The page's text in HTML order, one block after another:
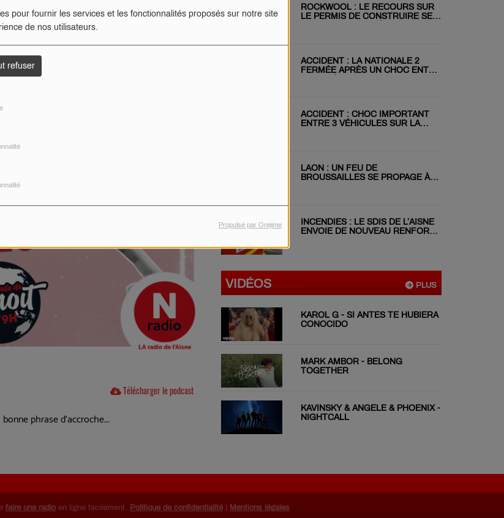
pour fournir les services et les fonctionnalités proposés sur notre site
de nos utilisateurs.
refuser
Propulsé par Orejime
Télécharger le podcast
phrase d'accroche...
ROCKWOOL : LE RECOURS SUR
LE PERMIS DE CONSTRUIRE SE
ACCIDENT : LA NATIONALE 2
FERMÉE APRÈS UN CHOC ENTRE
ACCIDENT : CHOC IMPORTANT
ENTRE 3 VÉHICULES SUR LA
LAON : UN FEU DE
BROUSSAILLES SE PROPAGE À
INCENDIES : LE SDIS DE L’AISNE
ENVOIE DE NOUVEAU RENFORT
PLUS
VIDÉOS
KAROL G - SI ANTES TE HUBIERA
CONOCIDO
MARK AMBOR - BELONG
TOGETHER
KAVINSKY & ANGELE & PHOENIX -
NIGHTCALL
faire une radio en ligne facilement. Politique de confidentialité Mentions légales